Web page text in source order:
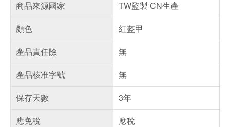
商品來源國家
TW監製 CN生產
顏色
紅盔甲
產品責任險
無
產品核准字號
無
保存天數
3年
應免稅
應稅